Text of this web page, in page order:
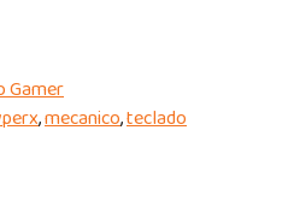
Gamer
,mecanico,teclado